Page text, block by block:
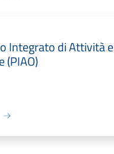
Integrato di Attività e
(PIAO)